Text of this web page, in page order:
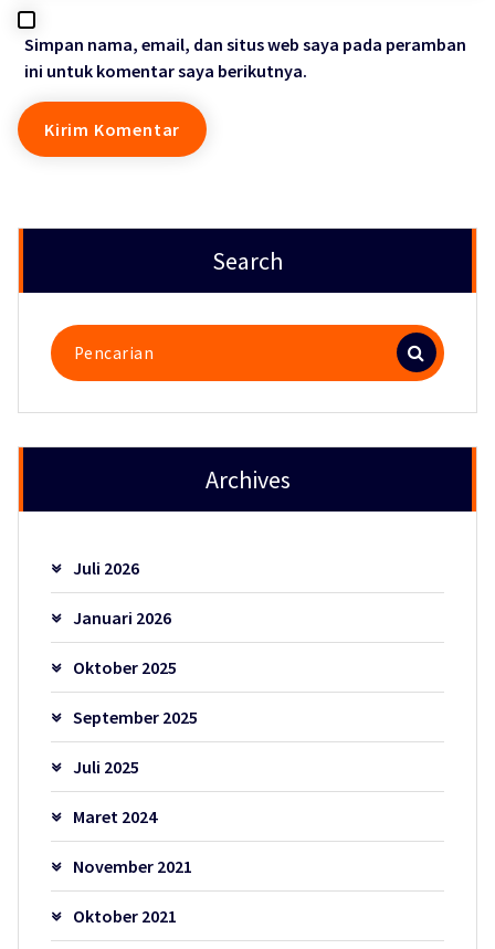
Simpan nama, email, dan situs web saya pada peramban
ini untuk komentar saya berikutnya.
Search
Pencarian
untuk:
Archives
Juli 2026
Januari 2026
Oktober 2025
September 2025
Juli 2025
Maret 2024
November 2021
Oktober 2021